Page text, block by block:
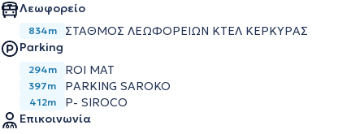
Λεωφορείο
834m
ΣΤΑΘΜΟΣ ΛΕΩΦΟΡΕΙΩΝ ΚΤΕΛ ΚΕΡΚΥΡΑΣ
Parking
294m ROI MAT
397m PARKING SAROKO
412m
P- SIROCO
Επικοινωνία